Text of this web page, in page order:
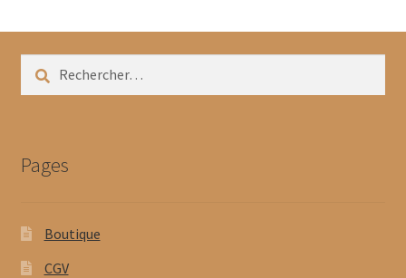
Rechercher :
Pages
Boutique
CGV